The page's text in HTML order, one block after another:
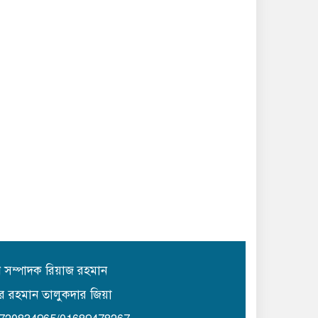
সম্পাদক রিয়াজ রহমান
রহমান তালুকদার জিয়া